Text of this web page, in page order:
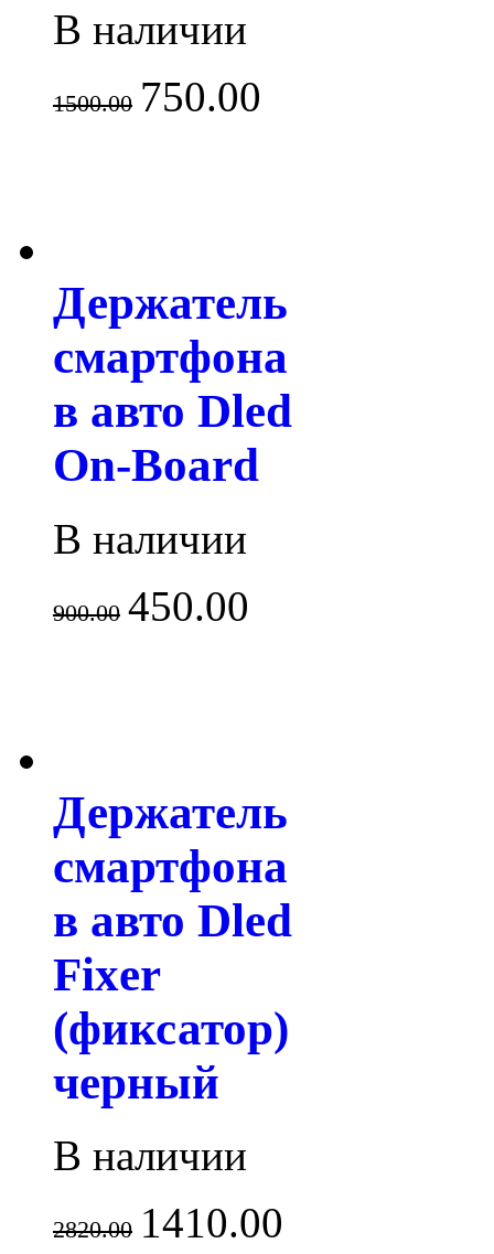
В наличии
1500.00 750.00
Держатель
смартфона
в авто Dled
On-Board
В наличии
900.00 450.00
Держатель
смартфона
в авто Dled
Fixer
(фиксатор)
черный
В наличии
2820.00 1410.00